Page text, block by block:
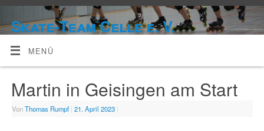
Skate-Team Celle e. V.
MENÜ
Martin in Geisingen am Start
VonThomas Rumpf | 21. April 2023 |